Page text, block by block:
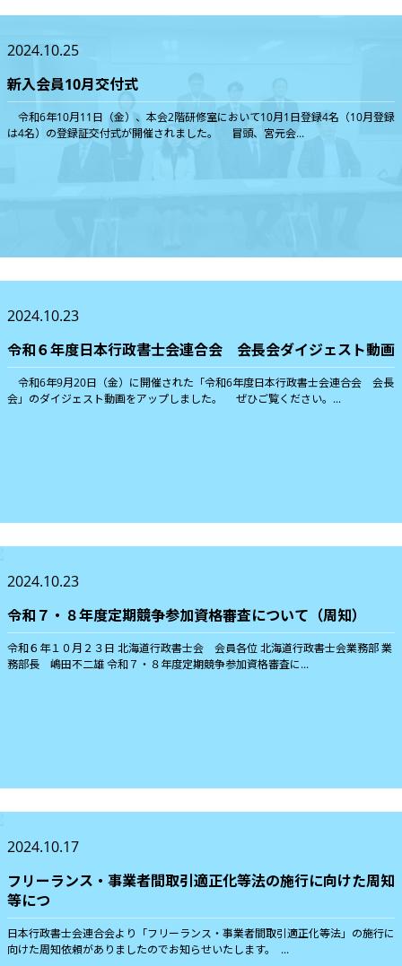
2024.10.25
新入会員10月交付式
令和6年10月11日（金）、本会2階研修室において10月1日登録4名（10月登録
は4名）の登録証交付式が開催されました。 冒頭、宮元会...
2024.10.23
令和６年度日本行政書士会連合会 会長会ダイジェスト動画
令和6年9月20日（金）に開催された「令和6年度日本行政書士会連合会 会長
会」のダイジェスト動画をアップしました。 ぜひご覧ください。...
2024.10.23
令和７・８年度定期競争参加資格審査について（周知）
令和６年１０月２３日 北海道行政書士会 会員各位 北海道行政書士会業務部 業
務部長 嶋田不二雄 令和７・８年度定期競争参加資格審査に...
2024.10.17
フリーランス・事業者間取引適正化等法の施行に向けた周知
等につ
日本行政書士会連合会より「フリーランス・事業者間取引適正化等法」の施行に
向けた周知依頼がありましたのでお知らせいたします。 ...